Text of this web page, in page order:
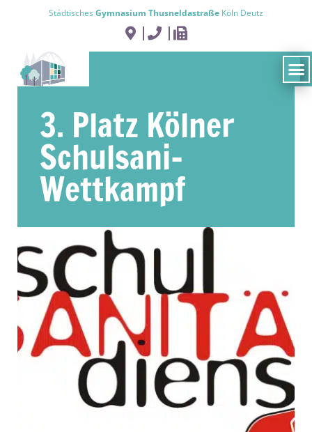
Städtisches Gymnasium Thusneldastraße Köln Deutz
3. Platz Kölner
Schulsani-
Wettkampf